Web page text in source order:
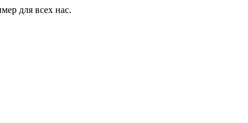
для всех нас.